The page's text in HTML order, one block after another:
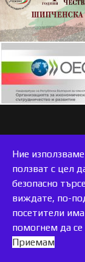
Ние
ползват с цел
безопасно
виждате, по-
посетители
помогнем да се
Приемам
accessible